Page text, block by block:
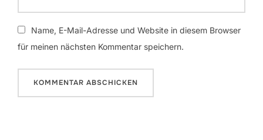
Name, E-Mail-Adresse und Website in diesem Browser
für meinen nächsten Kommentar speichern.